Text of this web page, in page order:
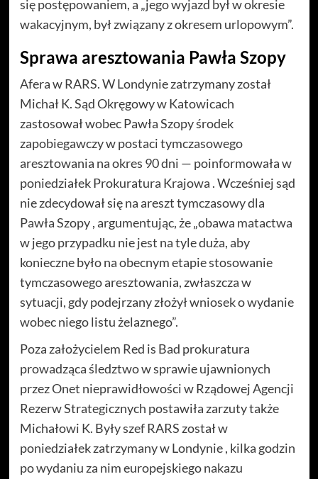
się postępowaniem, a „jego wyjazd był w okresie
wakacyjnym, był związany z okresem urlopowym”.
Sprawa aresztowania Pawła Szopy
Afera w RARS. W Londynie zatrzymany został
Michał K. Sąd Okręgowy w Katowicach
zastosował wobec Pawła Szopy środek
zapobiegawczy w postaci tymczasowego
aresztowania na okres 90 dni — poinformowała w
poniedziałek Prokuratura Krajowa . Wcześniej sąd
nie zdecydował się na areszt tymczasowy dla
Pawła Szopy , argumentując, że „obawa matactwa
w jego przypadku nie jest na tyle duża, aby
konieczne było na obecnym etapie stosowanie
tymczasowego aresztowania, zwłaszcza w
sytuacji, gdy podejrzany złożył wniosek o wydanie
wobec niego listu żelaznego”.
Poza założycielem Red is Bad prokuratura
prowadząca śledztwo w sprawie ujawnionych
przez Onet nieprawidłowości w Rządowej Agencji
Rezerw Strategicznych postawiła zarzuty także
Michałowi K. Były szef RARS został w
poniedziałek zatrzymany w Londynie , kilka godzin
po wydaniu za nim europejskiego nakazu